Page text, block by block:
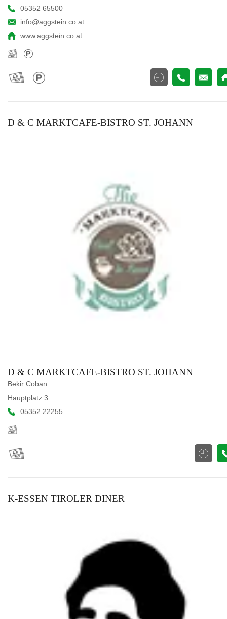
05352 65500
info@aggstein.co.at
www.aggstein.co.at
D & C MARKTCAFE-BISTRO ST. JOHANN
D & C MARKTCAFE-BISTRO ST. JOHANN
Bekir Coban
Hauptplatz 3
05352 22255
K-ESSEN TIROLER DINER